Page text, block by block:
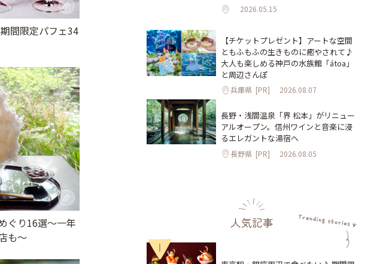
間限定パフェ34
ぐり16選～一年
も～
2026.05.15
【チケットプレゼント】アートな空間
ともふもふの生きものに癒やされて♪
大人も楽しめる神戸の水族館「átoa」
と周辺さんぽ
兵庫県 [PR] 2026.08.07
長野・浅間温泉「界 松本」がリニュー
アルオープン。信州ワインと音楽に浸
るエレガントな湯宿へ
長野県 [PR] 2026.08.05
人気記事
1